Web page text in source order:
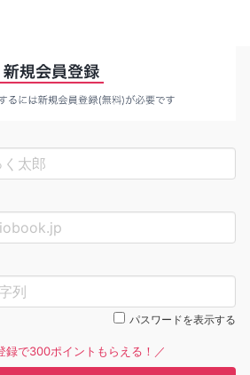
パスワードを表示する
録で300ポイントもらえる！／